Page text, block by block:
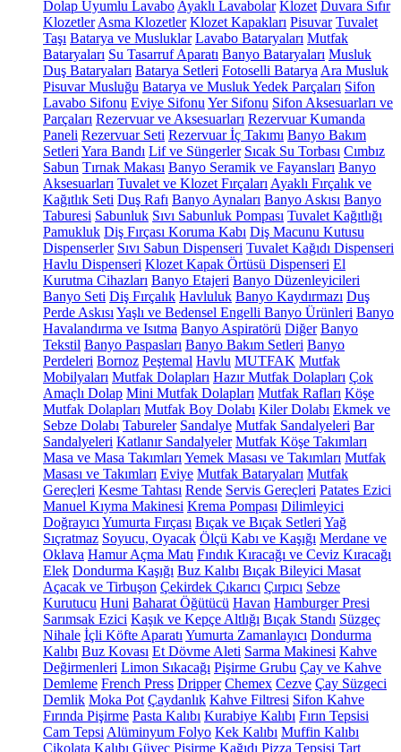
Dolap Uyumlu Lavabo Ayaklı Lavabolar Klozet Duvara Sıfır
Klozetler Asma Klozetler Klozet Kapakları Pisuvar Tuvalet
Taşı Batarya ve Musluklar Lavabo Bataryaları Mutfak
Bataryaları Su Tasarruf Aparatı Banyo Bataryaları Musluk
Duş Bataryaları Batarya Setleri Fotoselli Batarya Ara Musluk
Pisuvar Musluğu Batarya ve Musluk Yedek Parçaları Sifon
Lavabo Sifonu Eviye Sifonu Yer Sifonu Sifon Aksesuarları ve
Parçaları Rezervuar ve Aksesuarları Rezervuar Kumanda
Paneli Rezervuar Seti Rezervuar İç Takımı Banyo Bakım
Setleri Yara Bandı Lif ve Süngerler Sıcak Su Torbası Cımbız
Sabun Tırnak Makası Banyo Seramik ve Fayansları Banyo
Aksesuarları Tuvalet ve Klozet Fırçaları Ayaklı Fırçalık ve
Kağıtlık Seti Duş Rafı Banyo Aynaları Banyo Askısı Banyo
Taburesi Sabunluk Sıvı Sabunluk Pompası Tuvalet Kağıtlığı
Pamukluk Diş Fırçası Koruma Kabı Diş Macunu Kutusu
Dispenserler Sıvı Sabun Dispenseri Tuvalet Kağıdı Dispenseri
Havlu Dispenseri Klozet Kapak Örtüsü Dispenseri El
Kurutma Cihazları Banyo Etajeri Banyo Düzenleyicileri
Banyo Seti Diş Fırçalık Havluluk Banyo Kaydırmazı Duş
Perde Askısı Yaşlı ve Bedensel Engelli Banyo Ürünleri Banyo
Havalandırma ve Isıtma Banyo Aspiratörü Diğer Banyo
Tekstil Banyo Paspasları Banyo Bakım Setleri Banyo
Perdeleri Bornoz Peştemal Havlu MUTFAK Mutfak
Mobilyaları Mutfak Dolapları Hazır Mutfak Dolapları Çok
Amaçlı Dolap Mini Mutfak Dolapları Mutfak Rafları Köşe
Mutfak Dolapları Mutfak Boy Dolabı Kiler Dolabı Ekmek ve
Sebze Dolabı Tabureler Sandalye Mutfak Sandalyeleri Bar
Sandalyeleri Katlanır Sandalyeler Mutfak Köşe Takımları
Masa ve Masa Takımları Yemek Masası ve Takımları Mutfak
Masası ve Takımları Eviye Mutfak Bataryaları Mutfak
Gereçleri Kesme Tahtası Rende Servis Gereçleri Patates Ezici
Manuel Kıyma Makinesi Krema Pompası Dilimleyici
Doğrayıcı Yumurta Fırçası Bıçak ve Bıçak Setleri Yağ
Sıçratmaz Soyucu, Oyacak Ölçü Kabı ve Kaşığı Merdane ve
Oklava Hamur Açma Matı Fındık Kıracağı ve Ceviz Kıracağı
Elek Dondurma Kaşığı Buz Kalıbı Bıçak Bileyici Masat
Açacak ve Tirbuşon Çekirdek Çıkarıcı Çırpıcı Sebze
Kurutucu Huni Baharat Öğütücü Havan Hamburger Presi
Sarımsak Ezici Kaşık ve Kepçe Altlığı Bıçak Standı Süzgeç
Nihale İçli Köfte Aparatı Yumurta Zamanlayıcı Dondurma
Kalıbı Buz Kovası Et Dövme Aleti Sarma Makinesi Kahve
Değirmenleri Limon Sıkacağı Pişirme Grubu Çay ve Kahve
Demleme French Press Dripper Chemex Cezve Çay Süzgeci
Demlik Moka Pot Çaydanlık Kahve Filtresi Sifon Kahve
Fırında Pişirme Pasta Kalıbı Kurabiye Kalıbı Fırın Tepsisi
Cam Tepsi Alüminyum Folyo Kek Kalıbı Muffin Kalıbı
Çikolata Kalıbı Güveç Pişirme Kağıdı Pizza Tepsisi Tart